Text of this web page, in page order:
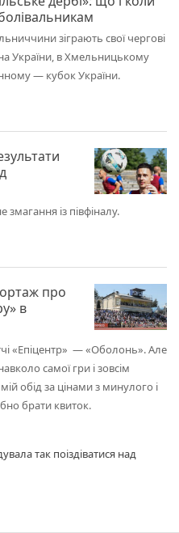
зіграють свої чергові
України, в Хмельницькому
— кубок України.
із півфіналу.
про
в
«Епіцентр» — «Оболонь». Але
самої гри і зовсім
обід за цінами з минулого і
брати квиток.
так поіздіватися над